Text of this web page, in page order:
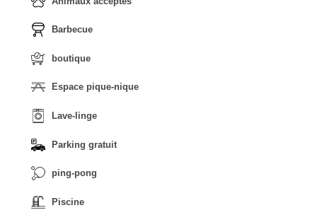
Barbecue
boutique
Espace pique-nique
Lave-linge
Parking gratuit
ping-pong
Piscine